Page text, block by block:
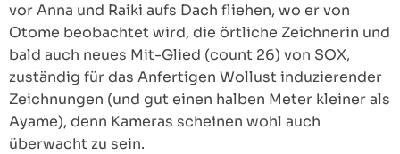
vor Anna und Raiki aufs Dach fliehen, wo er von
Otome beobachtet wird, die örtliche Zeichnerin und
bald auch neues Mit-Glied (count 26) von SOX,
zuständig für das Anfertigen Wollust induzierender
Zeichnungen (und gut einen halben Meter kleiner als
Ayame), denn Kameras scheinen wohl auch
überwacht zu sein.